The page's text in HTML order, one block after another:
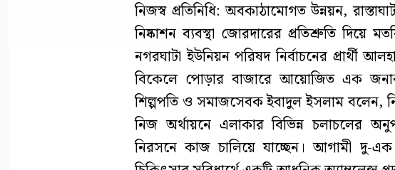
নিজস্ব প্রতিনিধি: অবকাঠামোগত উন্নয়ন,
নিষ্কাশন ব্যবস্থা জোরদারের প্রতিশ্রুতি দিয়ে
নগরঘাটা ইউনিয়ন পরিষদ নির্বাচনের প্রার্থী
বিকেলে পোড়ার বাজারে আয়োজিত এক
শিল্পপতি ও সমাজসেবক ইবাদুল ইসলাম বলেন,
নিজ অর্থায়নে এলাকার বিভিন্ন চলাচলের
নিরসনে কাজ চালিয়ে যাচ্ছেন। আগামী দু-